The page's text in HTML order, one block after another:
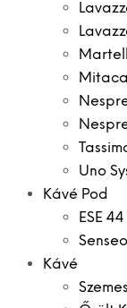
Uno
Kávé Pod
ESE
Kávé